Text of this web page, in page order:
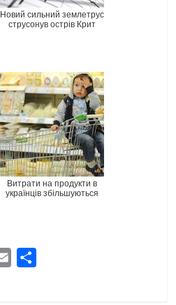
Новий сильний землетрус
струсонув острів Крит
Витрати на продукти в
українців збільшуються